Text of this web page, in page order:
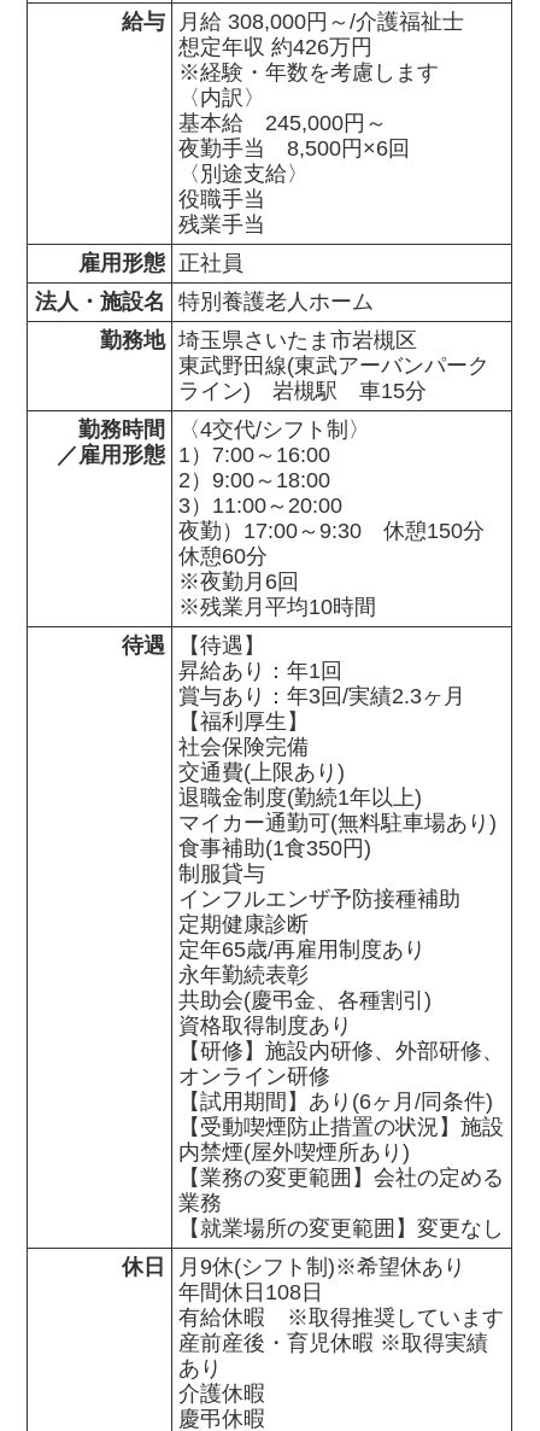
給与
月給 308,000円～/介護福祉士
想定年収 約426万円
※経験・年数を考慮します
〈内訳〉
基本給　245,000円～
夜勤手当　8,500円×6回
〈別途支給〉
役職手当
残業手当
雇用形態 正社員
法人・施設名
特別養護老人ホーム
勤務地 埼玉県さいたま市岩槻区
東武野田線(東武アーバンパーク
ライン)　岩槻駅　車15分
勤務時間
／雇用形態
〈4交代/シフト制〉
1）7:00～16:00
2）9:00～18:00
3）11:00～20:00
夜勤）17:00～9:30　休憩150分
休憩60分
※夜勤月6回
※残業月平均10時間
待遇
【待遇】
昇給あり：年1回
賞与あり：年3回/実績2.3ヶ月
【福利厚生】
社会保険完備
交通費(上限あり)
退職金制度(勤続1年以上)
マイカー通勤可(無料駐車場あり)
食事補助(1食350円)
制服貸与
インフルエンザ予防接種補助
定期健康診断
定年65歳/再雇用制度あり
永年勤続表彰
共助会(慶弔金、各種割引)
資格取得制度あり
【研修】施設内研修、外部研修、
オンライン研修
【試用期間】あり(6ヶ月/同条件)
【受動喫煙防止措置の状況】施設
内禁煙(屋外喫煙所あり)
【業務の変更範囲】会社の定める
業務
【就業場所の変更範囲】変更なし
休日
月9休(シフト制)※希望休あり
年間休日108日
有給休暇　※取得推奨しています
産前産後・育児休暇 ※取得実績
あり
介護休暇
慶弔休暇